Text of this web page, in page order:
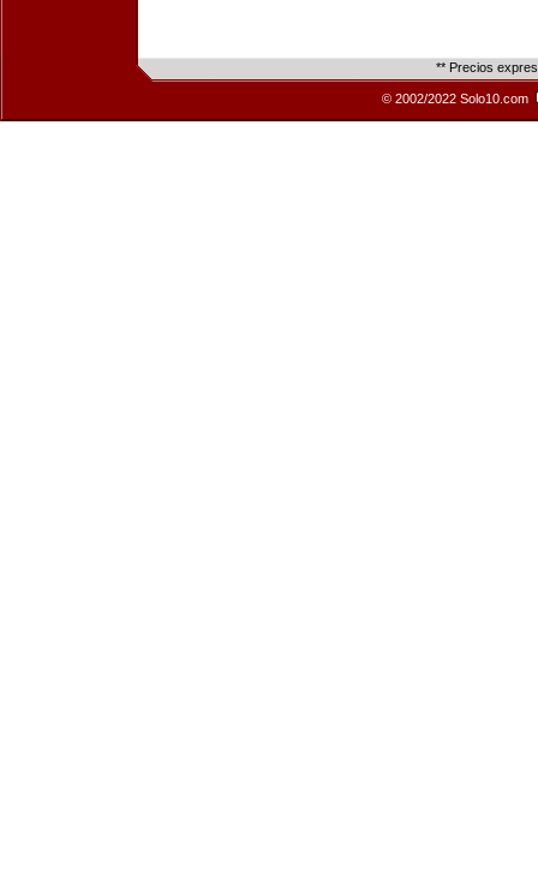
** Precios
© 2002/2022 Solo10.com